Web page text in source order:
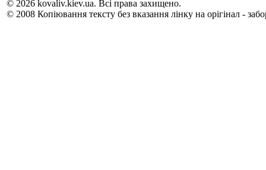
© 2026 kovaliv.kiev.ua. Всі права захищено.
© 2008 Копіювання тексту без вказання лінку на орігінал -